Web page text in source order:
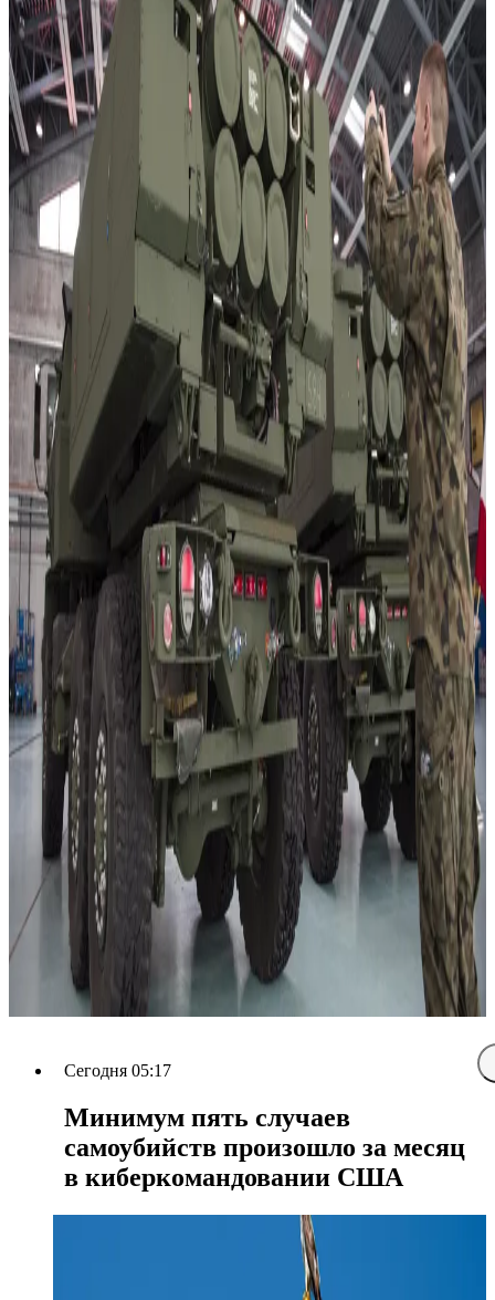
Сегодня 05:17
Минимум пять случаев
самоубийств произошло за месяц
в киберкомандовании США